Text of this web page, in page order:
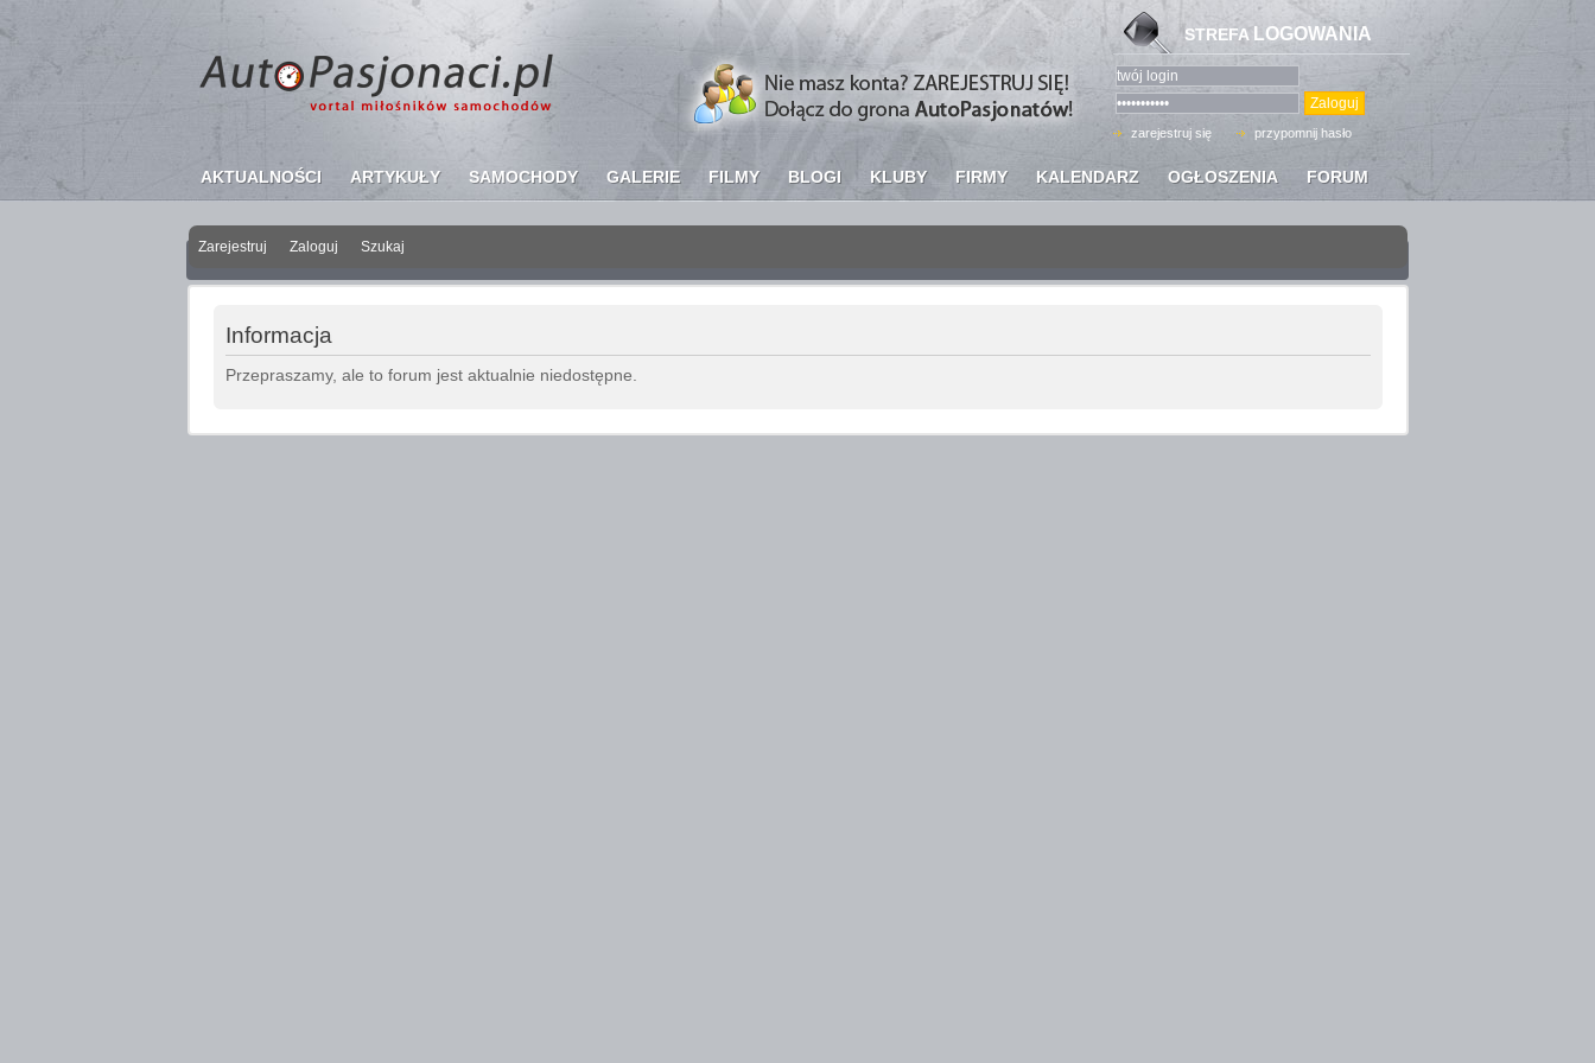
AKTUALNOŚCI ARTYKUŁY SAMOCHODY GALERIE FILMY BLOGI KLUBY FIRMY KALENDARZ OGŁOSZENIA FORUM
STREFA LOGOWANIA
zarejestruj się przypomnij hasło
Zarejestruj Zaloguj Szukaj
Informacja
Przepraszamy, ale to forum jest aktualnie niedostępne.